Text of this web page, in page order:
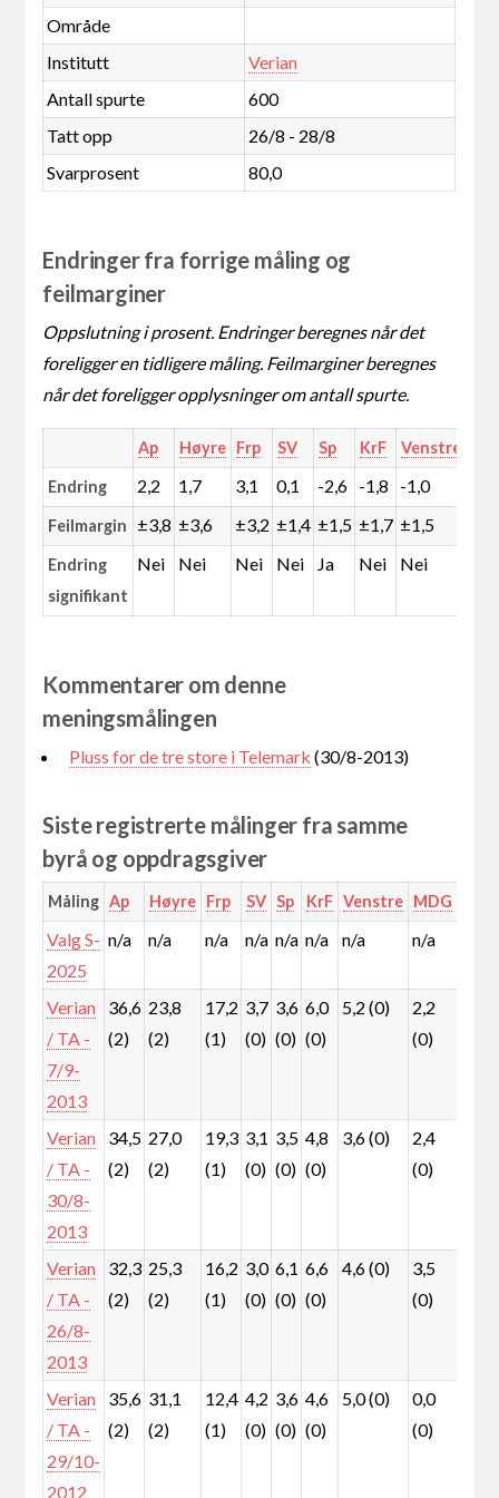
Område
Institutt
Verian
Antall spurte
600
Tatt opp
26/8 - 28/8
Svarprosent
80,0
Endringer fra forrige måling og
feilmarginer
Oppslutning i prosent. Endringer beregnes når det
foreligger en tidligere måling. Feilmarginer beregnes
når det foreligger opplysninger om antall spurte.
Ap Høyre Frp SV Sp KrF Venstre
Endring 2,2 1,7 3,1 0,1 -2,6 -1,8 -1,0
Feilmargin ±3,8 ±3,6 ±3,2 ±1,4 ±1,5 ±1,7 ±1,5
Endring
signifikant
Nei Nei Nei Nei Ja Nei Nei
Kommentarer om denne
meningsmålingen
Pluss for de tre store i Telemark (30/8-2013)
Siste registrerte målinger fra samme
byrå og oppdragsgiver
Måling Ap Høyre Frp SV Sp KrF Venstre MDG
Valg S-
2025
n/a n/a n/a n/a n/a n/a n/a n/a
Verian
/ TA -
7/9-
2013
36,6
(2)
23,8
(2)
17,2
(1)
3,7
(0)
3,6
(0)
6,0
(0)
5,2 (0)
2,2
(0)
Verian
/ TA -
30/8-
2013
34,5
(2)
27,0
(2)
19,3
(1)
3,1
(0)
3,5
(0)
4,8
(0)
3,6 (0)
2,4
(0)
Verian
/ TA -
26/8-
2013
32,3
(2)
25,3
(2)
16,2
(1)
3,0
(0)
6,1
(0)
6,6
(0)
4,6 (0)
3,5
(0)
Verian
/ TA -
29/10-
2012
35,6
(2)
31,1
(2)
12,4
(1)
4,2
(0)
3,6
(0)
4,6
(0)
5,0 (0)
0,0
(0)